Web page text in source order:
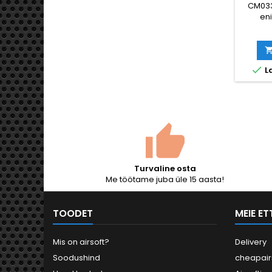


Turvaline osta
Me töötame juba üle 15 aasta!
TOODET
Mis on airsoft?
Soodushind
MEIE
Delivery